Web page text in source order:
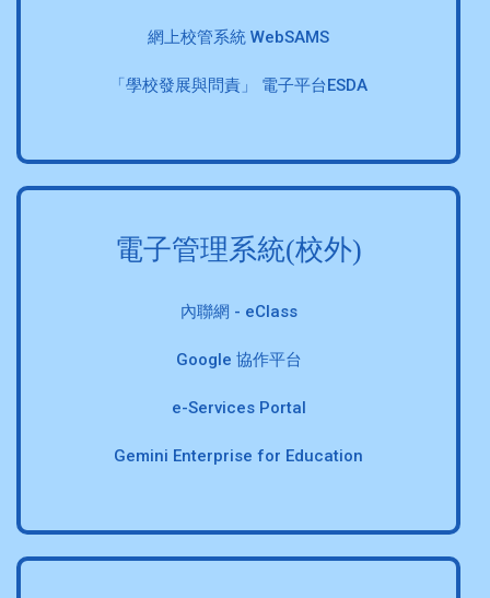
網上校管系統 WebSAMS
「學校發展與問責」 電子平台ESDA
電子管理系統(校外)
內聯網 - eClass
Google 協作平台
e-Services Portal
Gemini Enterprise for Education